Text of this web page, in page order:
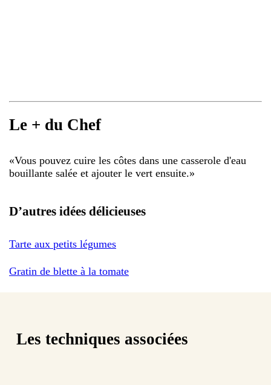
Le + du Chef
«Vous pouvez cuire les côtes dans une casserole d'eau
bouillante salée et ajouter le vert ensuite.»
D’autres idées délicieuses
Tarte aux petits légumes
Gratin de blette à la tomate
Les techniques associées